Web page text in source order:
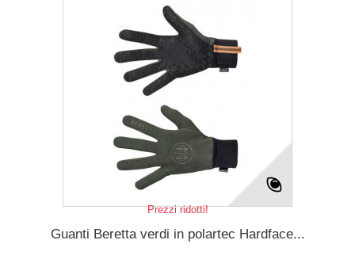
Prezzi ridotti!
Guanti Beretta verdi in polartec Hardface...